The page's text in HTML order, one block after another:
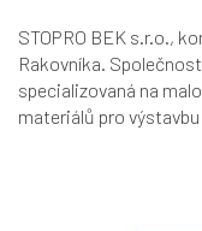
STOPRO BEK s.r.o.,
Rakovníka.
specializovaná na
materiálů pro